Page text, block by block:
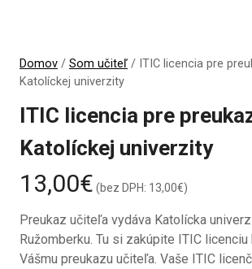
Domov / Som učiteľ / ITIC licencia pre
Katolíckej univerzity
ITIC licencia pre
Katolíckej univerzity
13,00€ (bez DPH: 13,00€)
Preukaz učiteľa vydáva Katolícka
Ružomberku. Tu si zakúpite ITIC licenciu
Vášmu preukazu učiteľa. Vaše ITIC